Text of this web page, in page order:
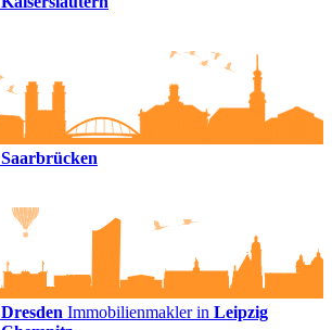
Saarbrücken
Dresden Immobilienmakler in Leipzig